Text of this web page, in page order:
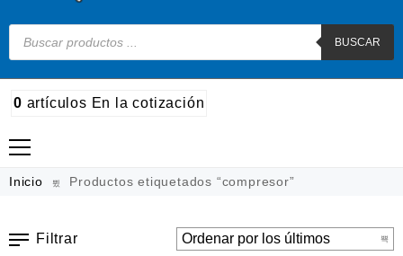
BUSCAR
0 artículos En la cotización
Madera
Automotriz e hidráulico
Inicio Productos etiquetados “compresor”
Filtrar